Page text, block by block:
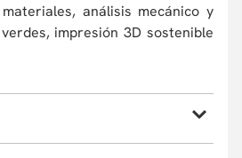
análisis mecánico y
impresión 3D sostenible